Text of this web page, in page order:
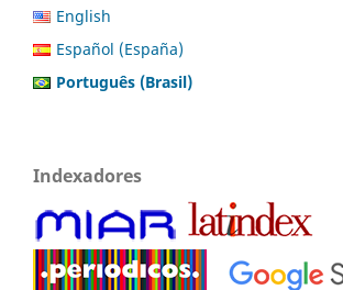
English
Español (España)
Português (Brasil)
Indexadores